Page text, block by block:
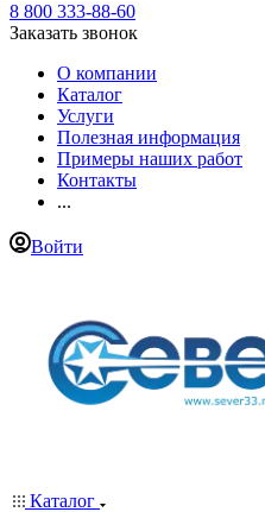
8 800 333-88-60
Заказать звонок
О компании
Каталог
Услуги
Полезная информация
Примеры наших работ
Контакты
...
Войти
Каталог